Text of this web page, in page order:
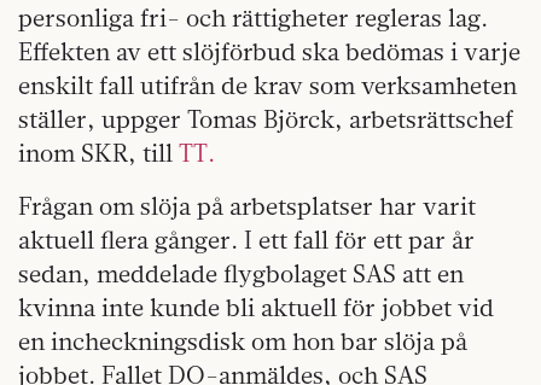
personliga fri- och rättigheter regleras lag.
Effekten av ett slöjförbud ska bedömas i varje
enskilt fall utifrån de krav som verksamheten
ställer, uppger Tomas Björck, arbetsrättschef
inom SKR, till TT.
Frågan om slöja på arbetsplatser har varit
aktuell flera gånger. I ett fall för ett par år
sedan, meddelade flygbolaget SAS att en
kvinna inte kunde bli aktuell för jobbet vid
en incheckningsdisk om hon bar slöja på
jobbet. Fallet DO-anmäldes, och SAS